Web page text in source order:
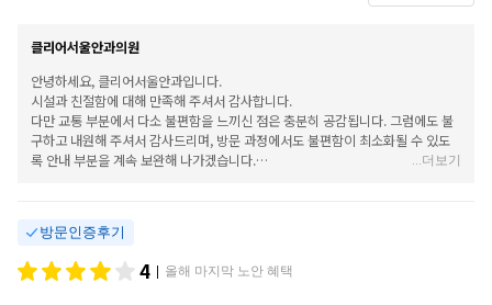
클리어서울안과의원
안녕하세요, 클리어서울안과입니다.
시설과 친절함에 대해 만족해 주셔서 감사합니다.
다만 교통 부분에서 다소 불편함을 느끼신 점은 충분히 공감됩니다. 그럼에도 불
구하고 내원해 주셔서 감사드리며, 방문 과정에서도 불편함이 최소화될 수 있도
록 안내 부분을 계속 보완해 나가겠습니다.
더보기
방문인증후기
4 올해 마지막 노안 혜택